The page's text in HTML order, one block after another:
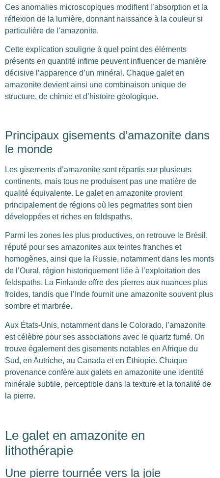
Ces anomalies microscopiques modifient l’absorption et la
réflexion de la lumière, donnant naissance à la couleur si
particulière de l’amazonite.
Cette explication souligne à quel point des éléments
présents en quantité infime peuvent influencer de manière
décisive l’apparence d’un minéral. Chaque galet en
amazonite devient ainsi une combinaison unique de
structure, de chimie et d’histoire géologique.
Principaux gisements d’amazonite dans
le monde
Les gisements d’amazonite sont répartis sur plusieurs
continents, mais tous ne produisent pas une matière de
qualité équivalente. Le galet en amazonite provient
principalement de régions où les pegmatites sont bien
développées et riches en feldspaths.
Parmi les zones les plus productives, on retrouve le Brésil,
réputé pour ses amazonites aux teintes franches et
homogènes, ainsi que la Russie, notamment dans les monts
de l’Oural, région historiquement liée à l’exploitation des
feldspaths. La Finlande offre des pierres aux nuances plus
froides, tandis que l’Inde fournit une amazonite souvent plus
sombre et marbrée.
Aux États-Unis, notamment dans le Colorado, l’amazonite
est célèbre pour ses associations avec le quartz fumé. On
trouve également des gisements notables en Afrique du
Sud, en Autriche, au Canada et en Éthiopie. Chaque
provenance confère aux galets en amazonite une identité
minérale subtile, perceptible dans la texture et la tonalité de
la pierre.
Le galet en amazonite en
lithothérapie
Une pierre tournée vers la joie